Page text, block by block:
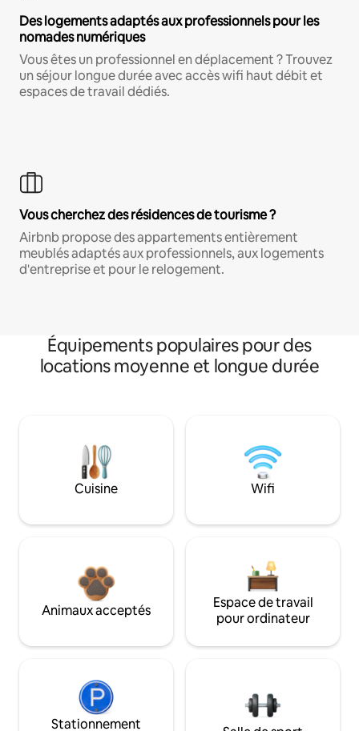
Des logements adaptés aux professionnels pour les
nomades numériques
Vous êtes un professionnel en déplacement ? Trouvez
un séjour longue durée avec accès wifi haut débit et
espaces de travail dédiés.
Vous cherchez des résidences de tourisme ?
Airbnb propose des appartements entièrement
meublés adaptés aux professionnels, aux logements
d'entreprise et pour le relogement.
Équipements populaires pour des
locations moyenne et longue durée
Cuisine Wifi
Animaux acceptés
Espace de travail
pour ordinateur
Stationnement